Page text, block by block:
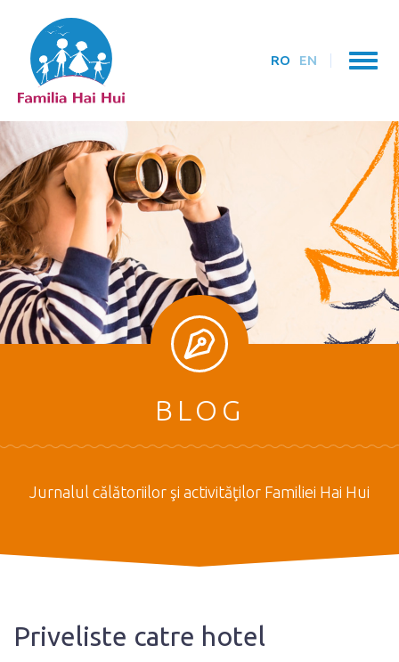
RO EN
BLOG
Jurnalul călătoriilor şi activităţilor Familiei Hai Hui
Priveliste catre hotel